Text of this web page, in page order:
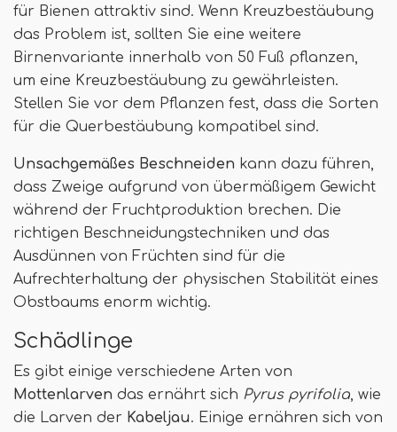
für Bienen attraktiv sind. Wenn Kreuzbestäubung
das Problem ist, sollten Sie eine weitere
Birnenvariante innerhalb von 50 Fuß pflanzen,
um eine Kreuzbestäubung zu gewährleisten.
Stellen Sie vor dem Pflanzen fest, dass die Sorten
für die Querbestäubung kompatibel sind.
Unsachgemäßes Beschneiden kann dazu führen,
dass Zweige aufgrund von übermäßigem Gewicht
während der Fruchtproduktion brechen. Die
richtigen Beschneidungstechniken und das
Ausdünnen von Früchten sind für die
Aufrechterhaltung der physischen Stabilität eines
Obstbaums enorm wichtig.
Schädlinge
Es gibt einige verschiedene Arten von
Mottenlarven das ernährt sich Pyrus pyrifolia, wie
die Larven der Kabeljau. Einige ernähren sich von